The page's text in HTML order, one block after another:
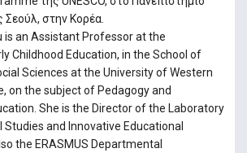
στην Κορέα.
is an Assistant Professor at the
Childhood Education, in the School of
Sciences at the University of Western
on the subject of Pedagogy and
She is the Director of the Laboratory
and Innovative Educational
the ERASMUS Departmental